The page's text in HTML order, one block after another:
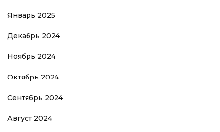
Январь 2025
Декабрь 2024
Ноябрь 2024
Октябрь 2024
Сентябрь 2024
Август 2024